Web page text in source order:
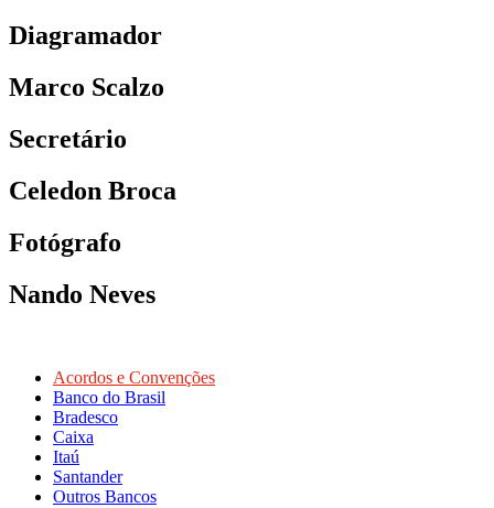
Diagramador
Marco Scalzo
Secretário
Celedon Broca
Fotógrafo
Nando Neves
Acordos e Convenções
Banco do Brasil
Bradesco
Caixa
Itaú
Santander
Outros Bancos